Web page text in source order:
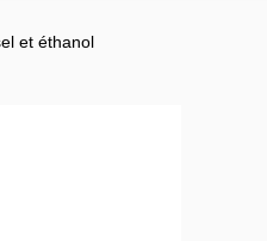
et éthanol